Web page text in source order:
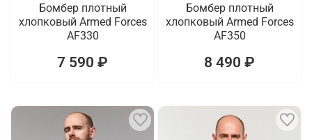
Бомбер плотный
хлопковый Armed Forces
AF330
7 590 ₽
Бомбер плотный
хлопковый Armed Forces
AF350
8 490 ₽